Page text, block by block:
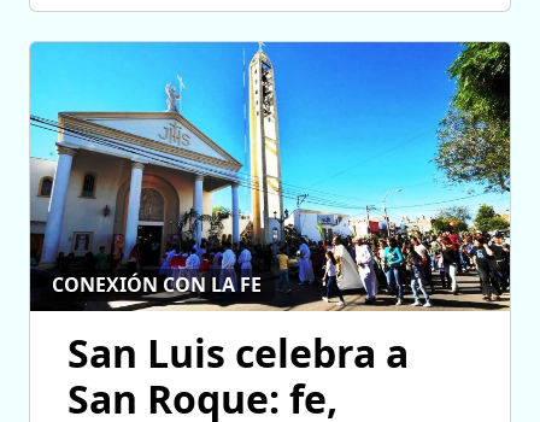
CONEXIÓN CON LA FE
San Luis celebra a
San Roque: fe,